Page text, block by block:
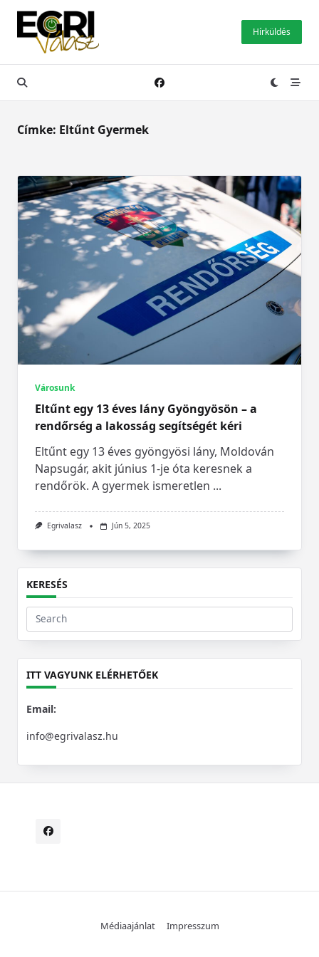
Skip
content
Hírküldés
Címke: Eltűnt Gyermek
Városunk
Eltűnt egy 13 éves lány Gyöngyösön – a
rendőrség a lakosság segítségét kéri
Eltűnt egy 13 éves gyöngyösi lány, Moldován
Napsugár, akit június 1-je óta keresnek a
rendőrök. A gyermek ismeretlen ...
Egrivalasz Jún 5, 2025
KERESÉS
Search
for:
ITT VAGYUNK ELÉRHETŐEK
Email:
info@egrivalasz.hu
Médiaajánlat Impresszum